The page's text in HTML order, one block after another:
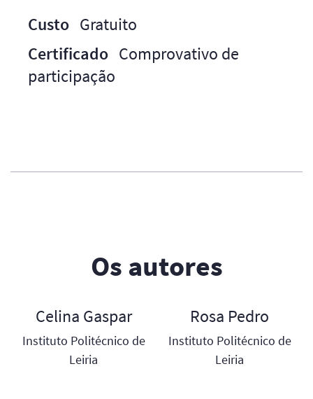
Custo Gratuito
Certificado Comprovativo de
participação
Os autores
Celina Gaspar
Instituto Politécnico de
Leiria
Rosa Pedro
Instituto Politécnico de
Leiria